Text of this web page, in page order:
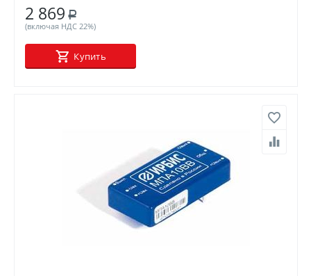
2 869 Р
(включая НДС 22%)
Купить